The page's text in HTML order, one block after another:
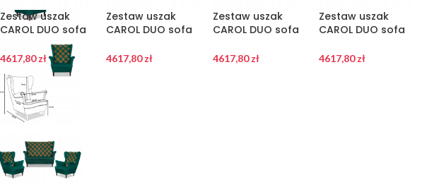
Zestaw uszak
CAROL DUO sofa
fotele Family
Meble
seledynowo –
zielony
4617,80zł
Zestaw uszak
CAROL DUO sofa
Meble szaro –
4617,80zł
Zestaw uszak
CAROL DUO sofa
Meble brązowo –
4617,80zł
Zestaw uszak
CAROL DUO sofa
Meble różowo –
4617,80zł